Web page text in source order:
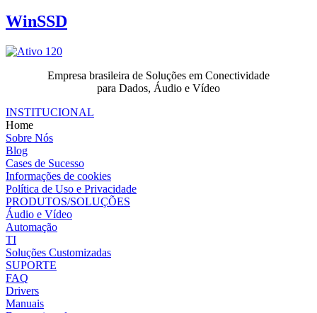
WinSSD
Empresa brasileira de Soluções em Conectividade
para Dados, Áudio e Vídeo
INSTITUCIONAL
Home
Sobre Nós
Blog
Cases de Sucesso
Informações de cookies
Política de Uso e Privacidade
PRODUTOS/SOLUÇÕES
Áudio e Vídeo
Automação
TI
Soluções Customizadas
SUPORTE
FAQ
Drivers
Manuais